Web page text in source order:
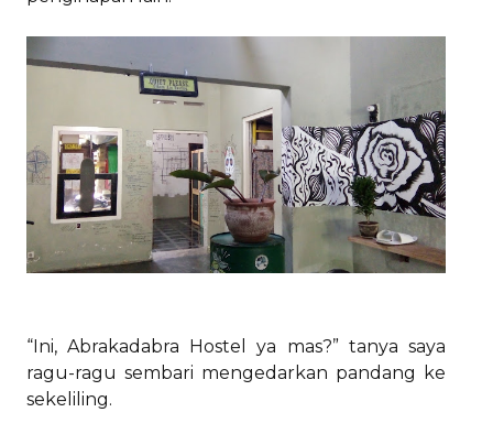
“Ini, Abrakadabra Hostel ya mas?” tanya saya
ragu-ragu sembari mengedarkan pandang ke
sekeliling.